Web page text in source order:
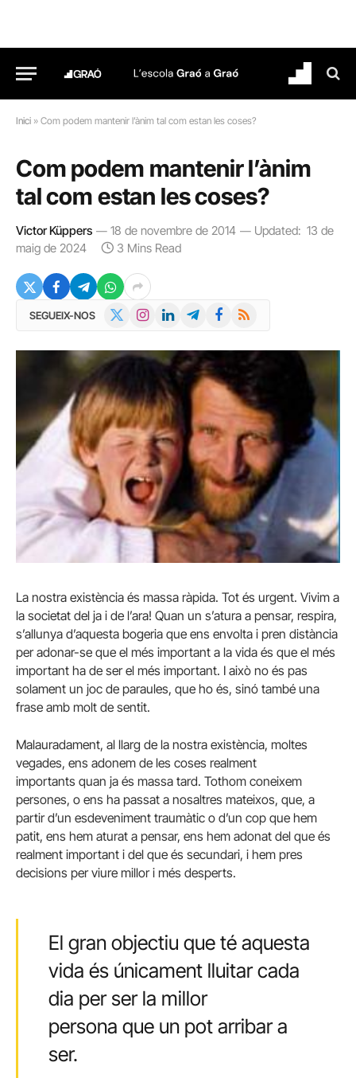
Inici » Com podem mantenir l’ànim tal com estan les coses?
Com podem mantenir l’ànim
tal com estan les coses?
Victor Küppers 18 de novembre de 2014 Updated: 13 de
maig de 2024
3 Mins Read
SEGUEIX-NOS InstagramLinkedInTelegramFacebook
RSS
La nostra existència és massa ràpida. Tot és urgent. Vivim a
la societat del ja i de l’ara! Quan un s’atura a pensar, respira,
s’allunya d’aquesta bogeria que ens envolta i pren distància
per adonar-se que el més important a la vida és que el més
important ha de ser el més important. I això no és pas
solament un joc de paraules, que ho és, sinó també una
frase amb molt de sentit.
Malauradament, al llarg de la nostra existència, moltes
vegades, ens adonem de les coses realment
importants quan ja és massa tard. Tothom coneixem
persones, o ens ha passat a nosaltres mateixos, que, a
partir d’un esdeveniment traumàtic o d’un cop que hem
patit, ens hem aturat a pensar, ens hem adonat del que és
realment important i del que és secundari, i hem pres
decisions per viure millor i més desperts.
El gran objectiu que té aquesta
vida és únicament lluitar cada
dia per ser la millor
persona que un pot arribar a
ser.